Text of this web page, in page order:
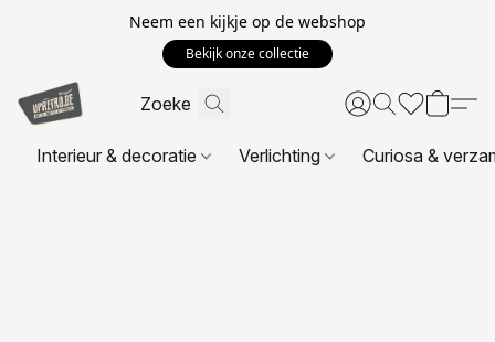
Neem een kijkje op de webshop
Bekijk onze collectie
Interieur & decoratie Verlichting Curiosa &